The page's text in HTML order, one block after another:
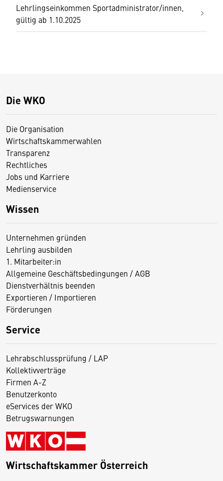
Lehrlingseinkommen Sportadministrator/innen,
gültig ab 1.10.2025
Die WKO
Die Organisation
Wirtschaftskammerwahlen
Transparenz
Rechtliches
Jobs und Karriere
Medienservice
Wissen
Unternehmen gründen
Lehrling ausbilden
1. Mitarbeiter:in
Allgemeine Geschäftsbedingungen / AGB
Dienstverhältnis beenden
Exportieren / Importieren
Förderungen
Service
Lehrabschlussprüfung / LAP
Kollektivverträge
Firmen A-Z
Benutzerkonto
eServices der WKO
Betrugswarnungen
Wirtschaftskammer Österreich